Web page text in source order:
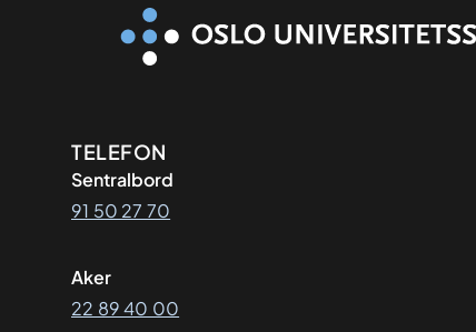
Kontaktinformasjon
TELEFON
Sentralbord
91 50 27 70
Aker
22 89 40 00